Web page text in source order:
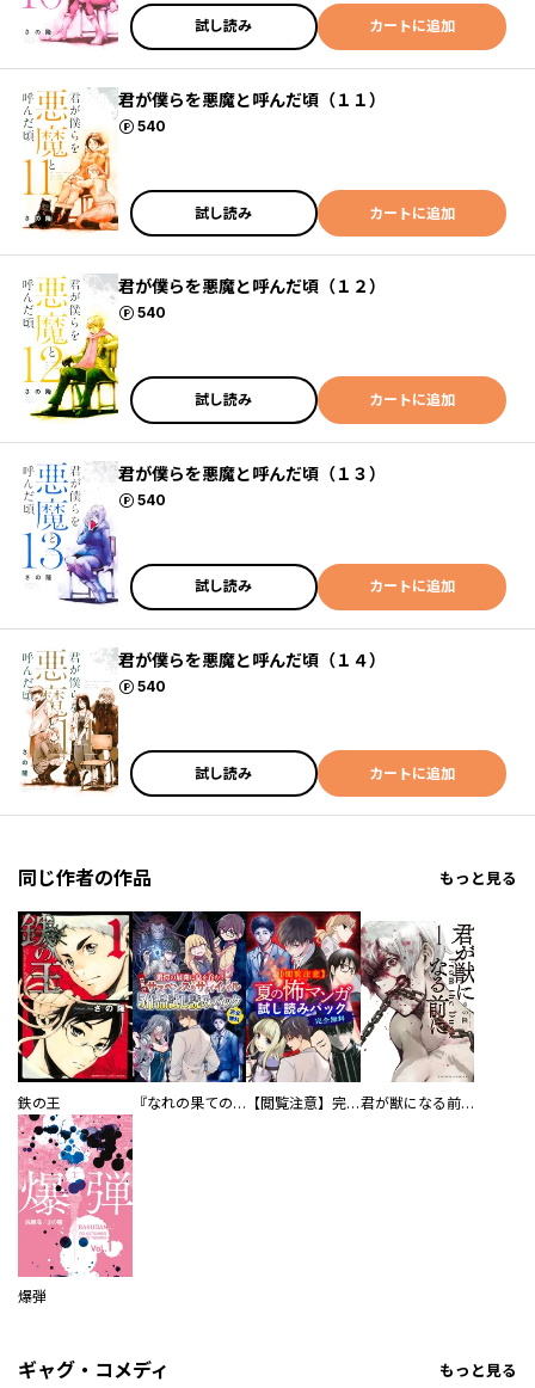
試し読み カートに追加
君が僕らを悪魔と呼んだ頃（１１）
540
ポイント
試し読み カートに追加
君が僕らを悪魔と呼んだ頃（１２）
540
ポイント
試し読み カートに追加
君が僕らを悪魔と呼んだ頃（１３）
540
ポイント
試し読み カートに追加
君が僕らを悪魔と呼んだ頃（１４）
540
ポイント
試し読み カートに追加
同じ作者の作品 もっと見る
鉄の王 『なれの果ての僕ら』新刊配信無料ファイル 【閲覧注意】完全無料！ 夏の怖マンガ試し読みパック 君が獣になる前に
爆弾
ギャグ・コメディ もっと見る